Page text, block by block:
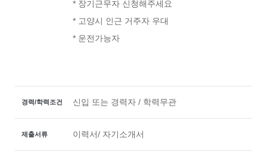
* 장기근무자 신청해주세요
* 고양시 인근 거주자 우대
* 운전가능자
경력/학력조건 신입 또는 경력자 / 학력무관
제출서류 이력서/ 자기소개서